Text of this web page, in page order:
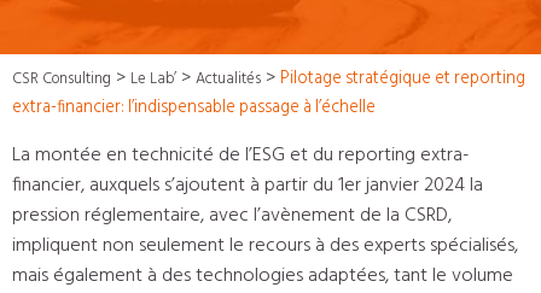
CSR Consulting > Le Lab’ >Actualités > Pilotage stratégique et reporting
extra-financier: l’indispensable passage à l’échelle
La montée en technicité de l’ESG et du reporting extra-
financier, auxquels s’ajoutent à partir du 1er janvier 2024 la
pression réglementaire, avec l’avènement de la CSRD,
impliquent non seulement le recours à des experts spécialisés,
mais également à des technologies adaptées, tant le volume